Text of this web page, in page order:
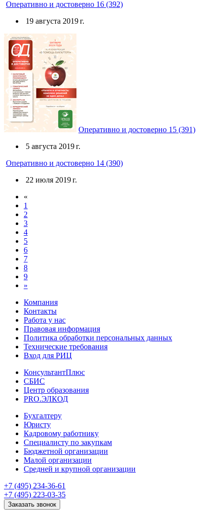
Оперативно и достоверно 16 (392)
19 августа 2019 г.
Оперативно и достоверно 15 (391)
5 августа 2019 г.
Оперативно и достоверно 14 (390)
22 июля 2019 г.
«
1
2
3
4
5
6
7
8
9
»
Компания
Контакты
Работа у нас
Правовая информация
Политика обработки персональных данных
Технические требования
Вход для РИЦ
КонсультантПлюс
СБИС
Центр образования
PRO.ЭЛКОД
Бухгалтеру
Юристу
Кадровому работнику
Специалисту по закупкам
Бюджетной организации
Малой организации
Средней и крупной организации
+7 (495) 234-36-61
+7 (495) 223-03-35
Заказать звонок